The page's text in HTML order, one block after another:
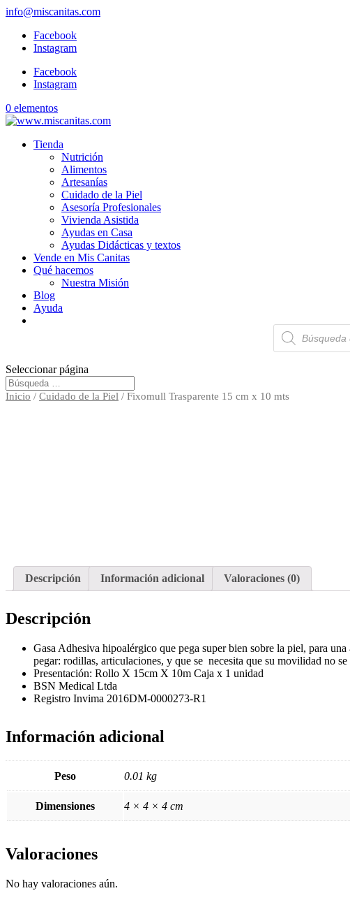
info@miscanitas.com
Facebook
Instagram
Facebook
Instagram
0 elementos
Tienda
Nutrición
Alimentos
Artesanías
Cuidado de la Piel
Asesoría Profesionales
Vivienda Asistida
Ayudas en Casa
Ayudas Didácticas y textos
Vende en Mis Canitas
Qué hacemos
Nuestra Misión
Blog
Ayuda
Búsqueda
de
productos
Seleccionar página
Inicio / Cuidado de la Piel / Fixomull Trasparente 15 cm x 10 mts
Descripción Información adicional Valoraciones (0)
Descripción
Gasa Adhesiva hipoalérgico que pega super bien sobre la piel, para
pegar: rodillas, articulaciones, y que se necesita que su movilidad no
Presentación: Rollo X 15cm X 10m Caja x 1 unidad
BSN Medical Ltda
Registro Invima 2016DM-0000273-R1
Información adicional
Peso 0.01 kg
Dimensiones 4 × 4 × 4 cm
Valoraciones
No hay valoraciones aún.